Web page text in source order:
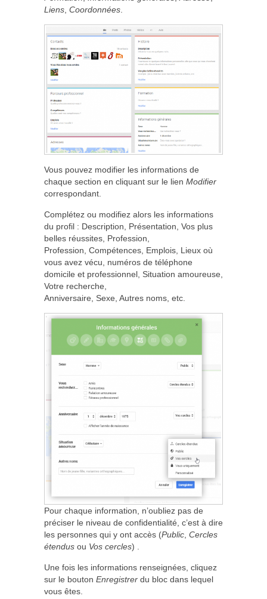
Liens Coordonnées
Vous pouvez modifier les informations de
chaque section en cliquant sur le lien Modifier
correspondant.
Complétez ou modifiez alors les informations
du profil : Description, Présentation, Vos plus
belles réussites, Profession,
Profession, Compétences, Emplois, Lieux où
vous avez vécu, numéros de téléphone
domicile et professionnel, Situation amoureuse,
Votre recherche,
Anniversaire, Sexe, Autres noms, etc.
Pour chaque information, n’oubliez pas de
préciser le niveau de confidentialité, c’est à dire
les personnes qui y ont accès (Public Cercles
étendus ou Vos cercles) .
Une fois les informations renseignées, cliquez
sur le bouton Enregistrer du bloc dans lequel
vous êtes.